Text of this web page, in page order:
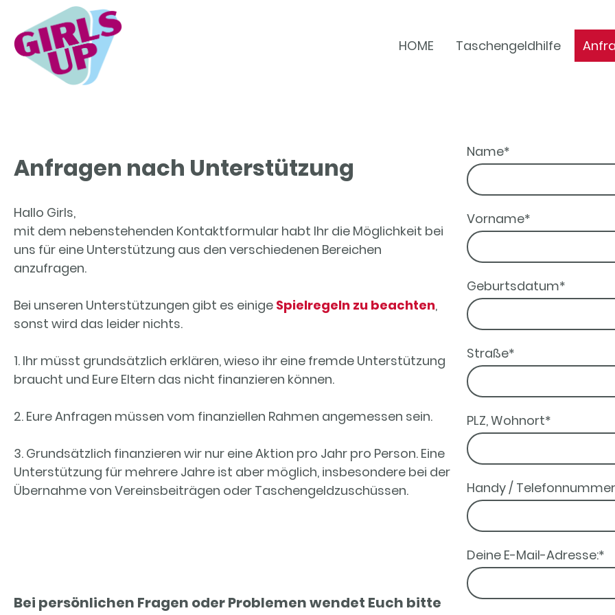
HOME Taschengeldhilfe
Anfragen nach Unterstützung
Hallo Girls,
mit dem nebenstehenden Kontaktformular habt Ihr die Möglichkeit bei
uns für eine Unterstützung aus den verschiedenen Bereichen
anzufragen.
Bei unseren Unterstützungen gibt es einige Spielregeln zu beachten,
sonst wird das leider nichts.
1. Ihr müsst grundsätzlich erklären, wieso ihr eine fremde Unterstützung
braucht und Eure Eltern das nicht finanzieren können.
2. Eure Anfragen müssen vom finanziellen Rahmen angemessen sein.
3. Grundsätzlich finanzieren wir nur eine Aktion pro Jahr pro Person. Eine
Unterstützung für mehrere Jahre ist aber möglich, insbesondere bei der
Übernahme von Vereinsbeiträgen oder Taschengeldzuschüssen.
Bei persönlichen Fragen oder Problemen wendet Euch bitte
Name*
Vorname*
Geburtsdatum*
Straße*
PLZ, Wohnort*
Handy / Telefonnummer
Deine E-Mail-Adresse:*